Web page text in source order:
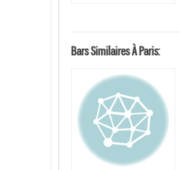
Bars Similaires À Paris: